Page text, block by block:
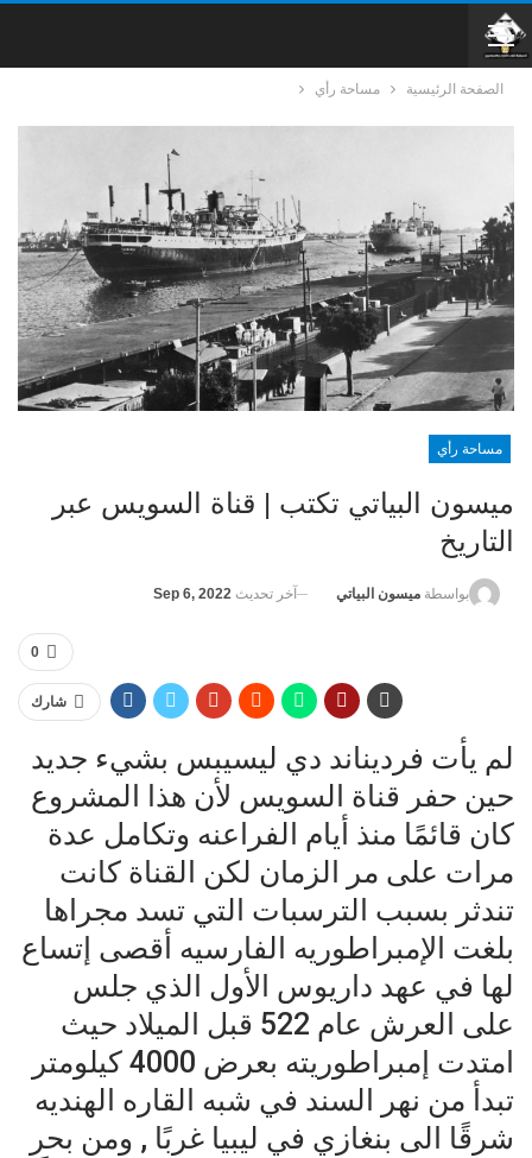
الصفحة الرئيسية مساحة رأي
مساحة رأي
ميسون البياتي تكتب | قناة السويس عبر
التاريخ
بواسطة ميسون البياتي آخر تحديث Sep 6, 2022
0
شارك
لم يأت فرديناند دي ليسيبس بشيء جديد
حين حفر قناة السويس لأن هذا المشروع
كان قائمًا منذ أيام الفراعنه وتكامل عدة
مرات على مر الزمان لكن القناة كانت
تندثر بسبب الترسبات التي تسد مجراها
بلغت الإمبراطوريه الفارسيه أقصى إتساع
لها في عهد داريوس الأول الذي جلس
على العرش عام 522 قبل الميلاد حيث
امتدت إمبراطوريته بعرض 4000 كيلومتر
تبدأ من نهر السند في شبه القاره الهنديه
شرقًا الى بنغازي في ليبيا غربًا , ومن بحر